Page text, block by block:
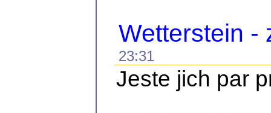
Wetterstein -
23:31
Jeste jich par